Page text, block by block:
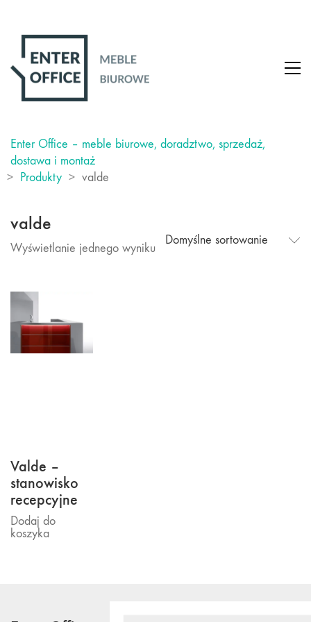
Enter Office – meble biurowe, doradztwo, sprzedaż,
dostawa i montaż
>
Produkty > valde
valde
Wyświetlanie jednego wyniku
Domyślne sortowanie
Valde –
stanowisko
recepcyjne
Dodaj do
koszyka